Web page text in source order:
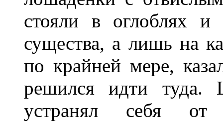
стояли в оглоблях
существа, а лишь на
по крайней мере,
решился идти туда.
устранял себя от